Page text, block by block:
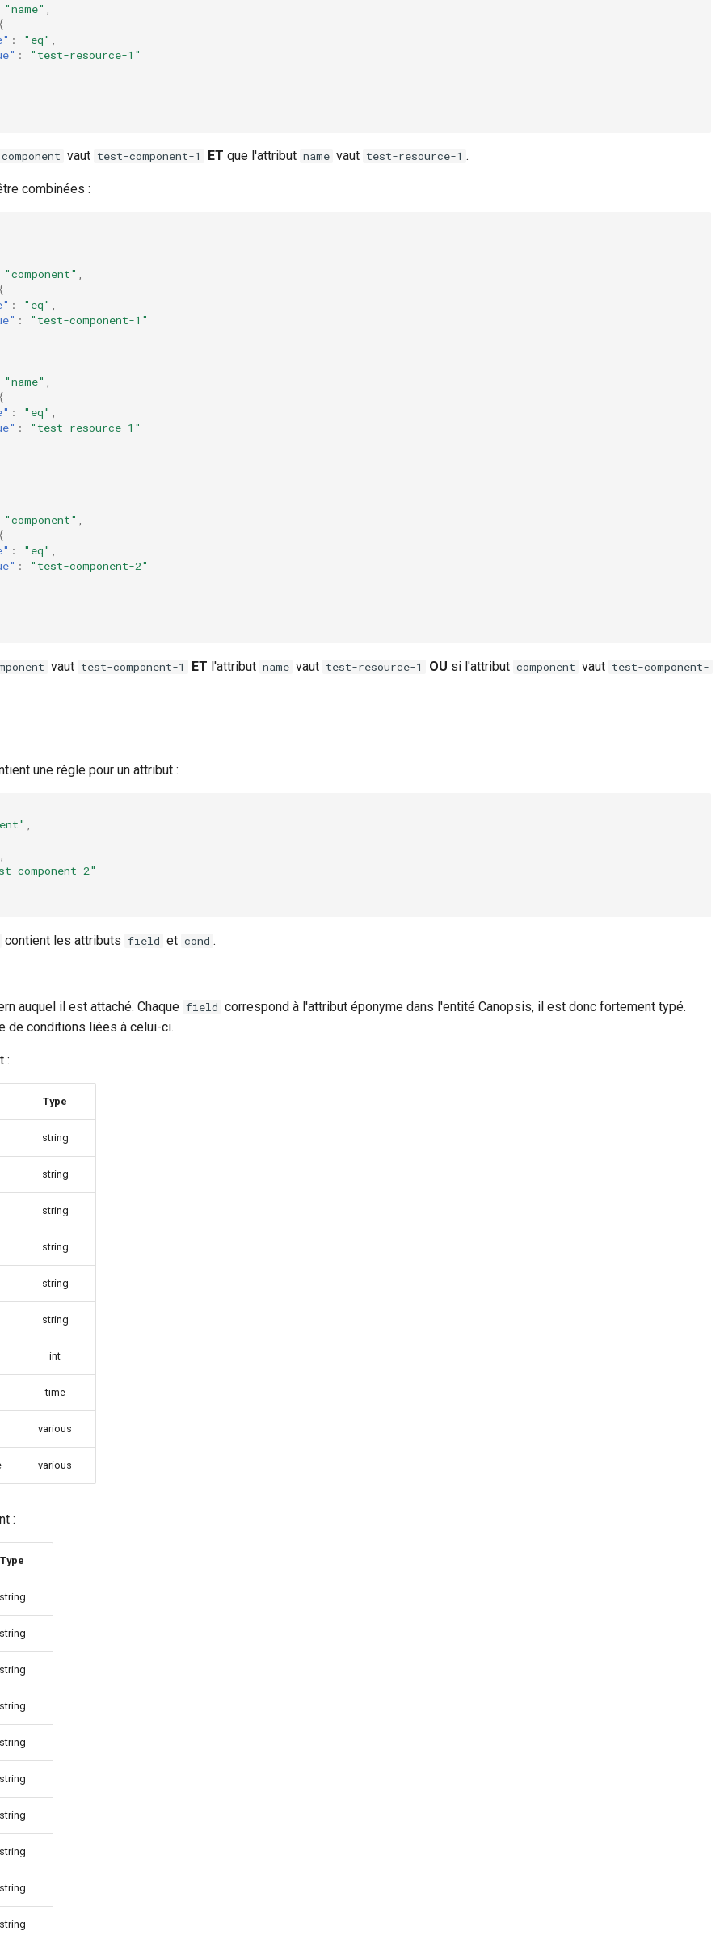
"name"
{
: "eq"
:
"test-resource-1"
component vaut test-component-1 ET que l'attribut name vaut test-resource-1 .
combinées :
"component"
{
: "eq"
:
"test-component-1"
"name"
{
: "eq"
:
"test-resource-1"
"component"
{
: "eq"
:
"test-component-2"
vaut test-component-1 ET l'attribut name vaut test-resource-1 OU si l'attribut component vaut test-component-
une règle pour un attribut :
component-2"
contient les attributs field et cond .
auquel il est attaché. Chaque field correspond à l'attribut éponyme dans l'entité Canopsis, il est donc fortement typé.
de conditions liées à celui-ci.
:
Type
string
string
string
string
string
string
int
time
various
various
:
Type
string
string
string
string
string
string
string
string
string
string